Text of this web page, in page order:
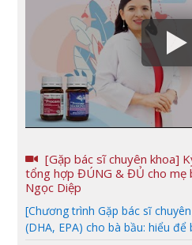
[Gặp bác sĩ chuyên khoa]
tổng hợp ĐÚNG & ĐỦ cho mẹ
Ngọc Diệp
[Chương trình Gặp bác sĩ
(DHA, EPA) cho bà bầu: hiểu để